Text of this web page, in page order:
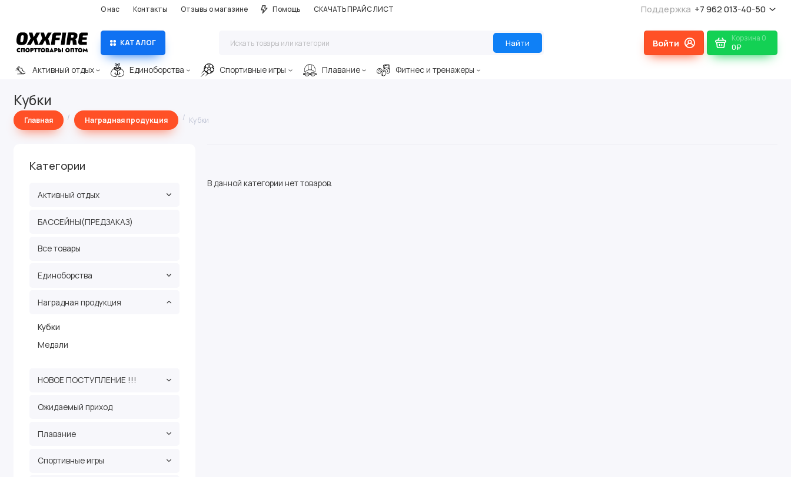
О нас Контакты Отзывы о магазине Помощь СКАЧАТЬ ПРАЙС ЛИСТ Поддержка +7 962 013-40-50
КАТАЛОГ Найти Корзина 0
0₽
Активный отдых Единоборства Спортивные игры Плавание Фитнес и тренажеры
Кубки
Главная Наградная продукция Кубки
Категории
Активный отдых
БАССЕЙНЫ(ПРЕДЗАКАЗ)
Все товары
Единоборства
Наградная продукция
Кубки
Медали
НОВОЕ ПОСТУПЛЕНИЕ !!!
Ожидаемый приход
Плавание
Спортивные игры
В данной категории нет товаров.